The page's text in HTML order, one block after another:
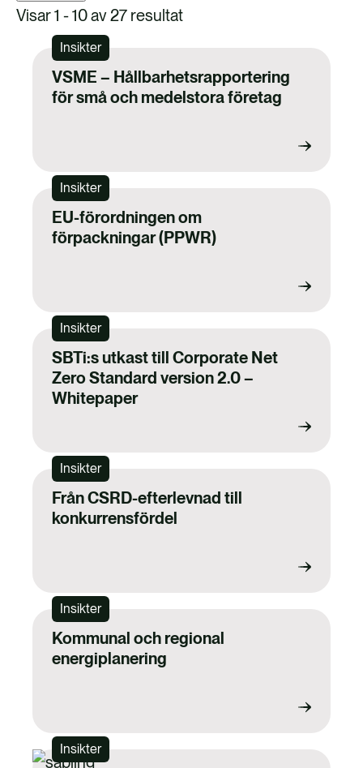
FALLSTUDIER
KONTAKTA OSS
Visar 1 - 10 av 27 resultat
Insikter
VSME – Hållbarhetsrapportering
för små och medelstora företag
Insikter
EU-förordningen om
förpackningar (PPWR)
Insikter
SBTi:s utkast till Corporate Net
Zero Standard version 2.0 –
Whitepaper
Insikter
Från CSRD-efterlevnad till
konkurrensfördel
Insikter
Kommunal och regional
energiplanering
Insikter